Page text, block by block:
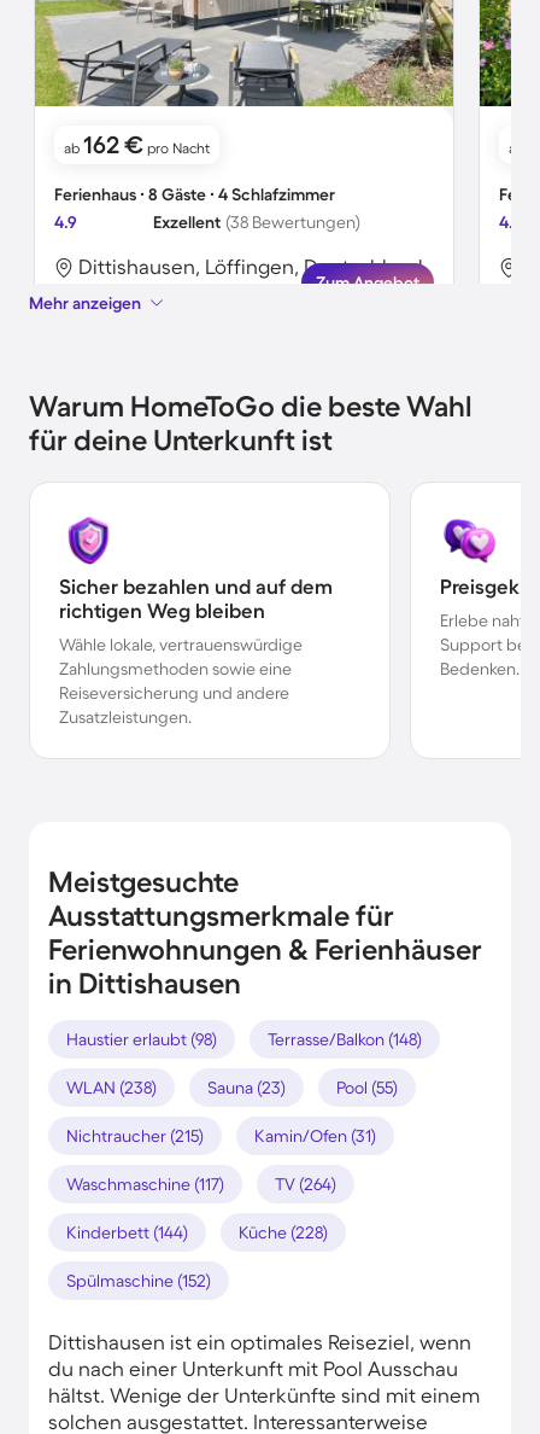
ab 162 € pro Nacht
Ferienhaus ∙ 8 Gäste ∙ 4 Schlafzimmer
4.9
Exzellent (38 Bewertungen)
Dittishausen, Löffingen, Deutschland
Zum Angebot
ab
4.4
Mehr anzeigen
Warum HomeToGo die beste Wahl
für deine Unterkunft ist
Sicher bezahlen und auf dem
richtigen Weg bleiben
Wähle lokale, vertrauenswürdige
Zahlungsmethoden sowie eine
Reiseversicherung und andere
Zusatzleistungen.
Erlebe
Support bei
Bedenken.
Meistgesuchte
Ausstattungsmerkmale für
Ferienwohnungen & Ferienhäuser
in Dittishausen
Haustier erlaubt (98) Terrasse/Balkon (148)
WLAN (238) Sauna (23) Pool (55)
Nichtraucher (215) Kamin/Ofen (31)
Waschmaschine (117) TV (264)
Kinderbett (144) Küche (228)
Spülmaschine (152)
Dittishausen ist ein optimales Reiseziel, wenn
du nach einer Unterkunft mit Pool Ausschau
hältst. Wenige der Unterkünfte sind mit einem
solchen ausgestattet. Interessanterweise